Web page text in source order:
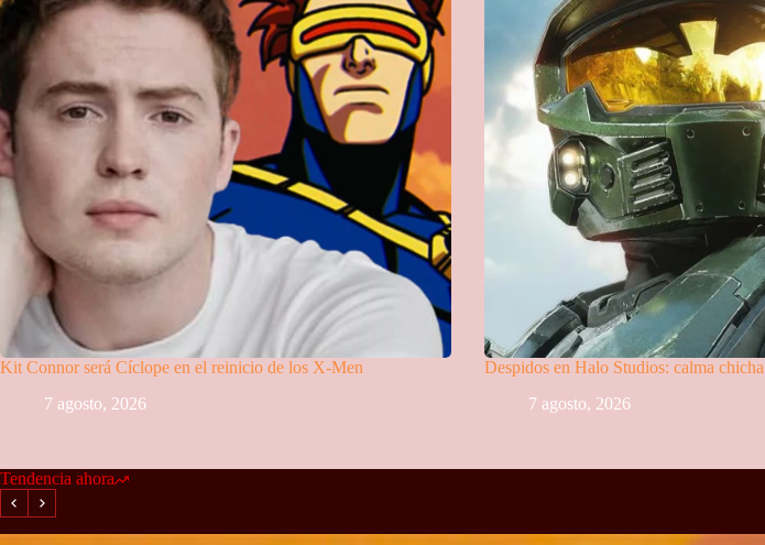
Kit Connor será Cíclope en el reinicio de los X-Men
7 agosto, 2026
Despidos en Halo Studios: calma chicha
7 agosto, 2026
Tendencia ahora